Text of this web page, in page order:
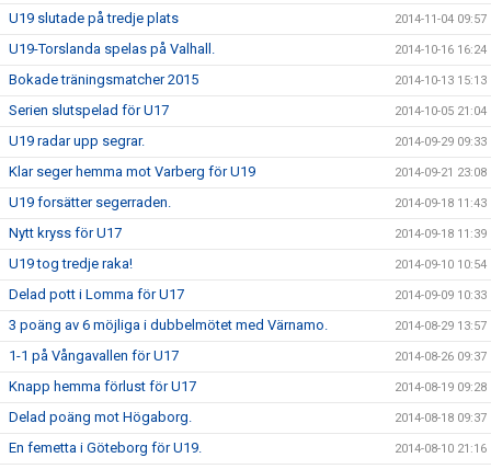
U19 slutade på tredje plats 2014-11-04 09:57
U19-Torslanda spelas på Valhall. 2014-10-16 16:24
Bokade träningsmatcher 2015 2014-10-13 15:13
Serien slutspelad för U17 2014-10-05 21:04
U19 radar upp segrar. 2014-09-29 09:33
Klar seger hemma mot Varberg för U19 2014-09-21 23:08
U19 forsätter segerraden. 2014-09-18 11:43
Nytt kryss för U17 2014-09-18 11:39
U19 tog tredje raka! 2014-09-10 10:54
Delad pott i Lomma för U17 2014-09-09 10:33
3 poäng av 6 möjliga i dubbelmötet med Värnamo. 2014-08-29 13:57
1-1 på Vångavallen för U17 2014-08-26 09:37
Knapp hemma förlust för U17 2014-08-19 09:28
Delad poäng mot Högaborg. 2014-08-18 09:37
En femetta i Göteborg för U19. 2014-08-10 21:16